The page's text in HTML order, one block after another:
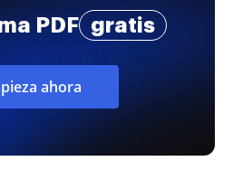
PDF gratis
ahora